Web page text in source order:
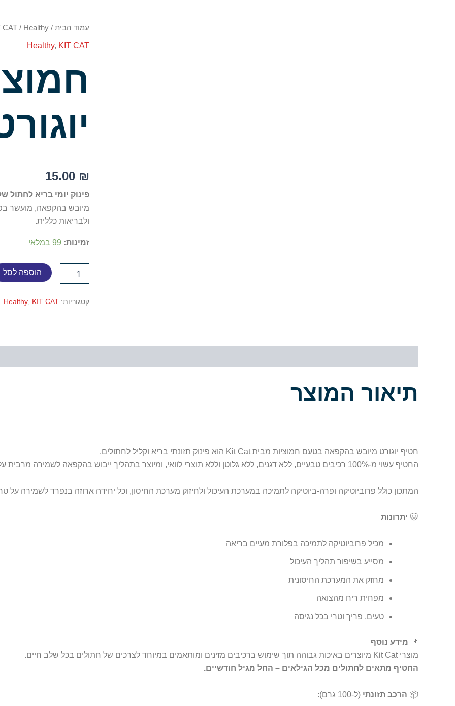
עמוד הבית /
CAT / Healthy
Healthy, KIT CAT
15.00 ₪
פינוק יומי בריא לחתול
מיובש בהקפאה, מועשר
ולבריאות כללית.
זמינות: 99 במלאי
כמות
חמוציות
יוגורט
הוספה לסל
קטגוריות: Healthy KIT CAT
תיאור המוצר
חטיף יוגורט מיובש בהקפאה בטעם חמוציות מבית Kit Cat הוא פינוק תזונתי בריא וקליל לחתולים.
החטיף עשוי מ-100% רכיבים טבעיים, ללא דגנים, ללא גלוטן וללא תוצרי לוואי, ומיוצר בתהליך ייבוש בהקפאה לשמירה מרבית על ערכים תזונתיים וטעם עשיר.
המתכון כולל פרוביוטיקה ופרה-ביוטיקה לתמיכה במערכת העיכול ולחיזוק מערכת החיסון, וכל יחידה ארוזה בנפרד לשמירה על
🐱 יתרונות
מכיל פרוביוטיקה לתמיכה בפלורת מעיים בריאה
מסייע בשיפור תהליך העיכול
מחזק את המערכת החיסונית
מפחית ריח מהצואה
טעים, פריך וטרי בכל נגיסה
📌 מידע נוסף
מוצרי Kit Cat מיוצרים באיכות גבוהה תוך שימוש ברכיבים מזינים ומותאמים במיוחד לצרכים של חתולים בכל שלב חיים.
החטיף מתאים לחתולים מכל הגילאים – החל מגיל חודשיים.
📦 הרכב תזונתי (ל-100 גרם):